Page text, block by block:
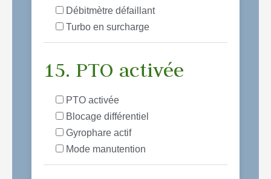
Débitmètre défaillant
Turbo en surcharge
15. PTO activée
PTO activée
Blocage différentiel
Gyrophare actif
Mode manutention